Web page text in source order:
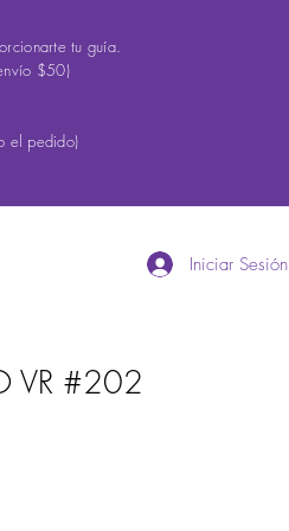
tu guía.
$50)
el pedido)
Iniciar Sesión
VR #202